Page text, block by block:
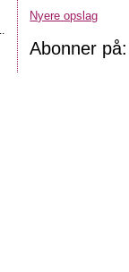
Nyere opslag
Abonner